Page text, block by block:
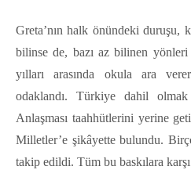
Greta’nın halk önündeki duruşu,
bilinse de, bazı az bilinen
yılları arasında okula ara
odaklandı. Türkiye dahil
Anlaşması taahhütlerini yerine
Milletler’e şikâyette bulundu.
takip edildi. Tüm bu baskılara